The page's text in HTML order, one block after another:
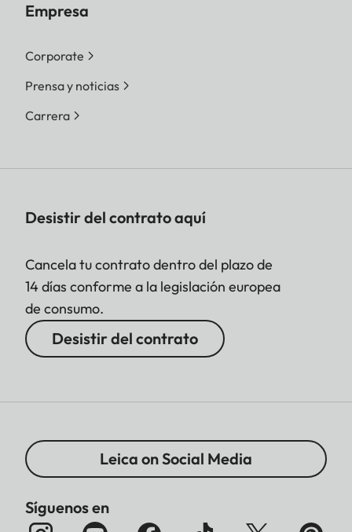
Empresa
Corporate
Prensa y noticias
Carrera
Desistir del contrato aquí
Cancela tu contrato dentro del plazo de
14 días conforme a la legislación europea
de consumo.
Desistir del contrato
Leica on Social Media
Síguenos en